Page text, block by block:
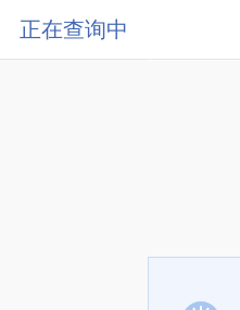
正在查询中